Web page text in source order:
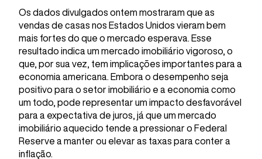
Os dados divulgados ontem mostraram que as
vendas de casas nos Estados Unidos vieram bem
mais fortes do que o mercado esperava. Esse
resultado indica um mercado imobiliário vigoroso, o
que, por sua vez, tem implicações importantes para a
economia americana. Embora o desempenho seja
positivo para o setor imobiliário e a economia como
um todo, pode representar um impacto desfavorável
para a expectativa de juros, já que um mercado
imobiliário aquecido tende a pressionar o Federal
Reserve a manter ou elevar as taxas para conter a
inflação.